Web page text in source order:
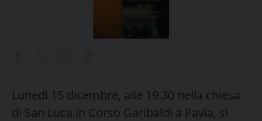
Lunedì 15 dicembre, alle 19.30 nella chiesa
di San Luca in Corso Garibaldi a Pavia, si